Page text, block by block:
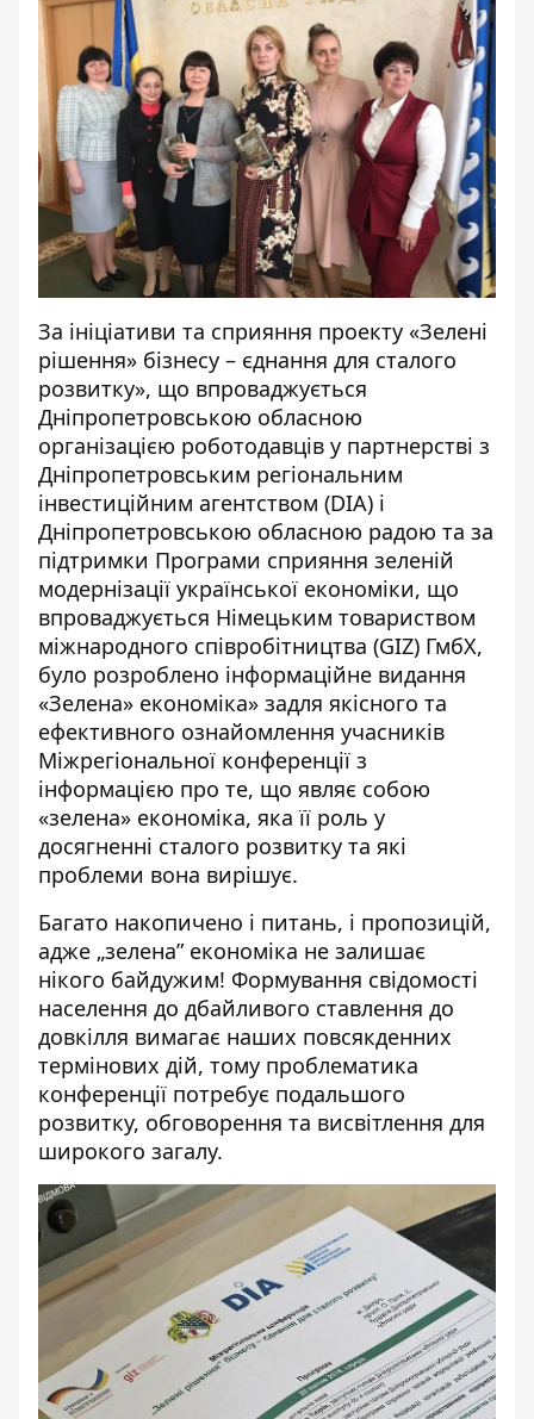
За ініціативи та сприяння проекту «Зелені
рішення» бізнесу – єднання для сталого
розвитку», що впроваджується
Дніпропетровською обласною
організацією роботодавців у партнерстві з
Дніпропетровським регіональним
інвестиційним агентством (DIA) і
Дніпропетровською обласною радою та за
підтримки Програми сприяння зеленій
модернізації української економіки, що
впроваджується Німецьким товариством
міжнародного співробітництва (GIZ) ГмбХ,
було розроблено інформаційне видання
«Зелена» економіка» задля якісного та
ефективного ознайомлення учасників
Міжрегіональної конференції з
інформацією про те, що являє собою
«зелена» економіка, яка її роль у
досягненні сталого розвитку та які
проблеми вона вирішує.
Багато накопичено і питань, і пропозицій,
адже „зелена” економіка не залишає
нікого байдужим! Формування свідомості
населення до дбайливого ставлення до
довкілля вимагає наших повсякденних
термінових дій, тому проблематика
конференції потребує подальшого
розвитку, обговорення та висвітлення для
широкого загалу.